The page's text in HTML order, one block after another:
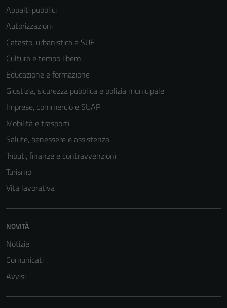
Appalti pubblici
Autorizzazioni
Catasto, urbanistica e SUE
Cultura e tempo libero
Educazione e formazione
Giustizia, sicurezza pubblica e polizia municipale
Imprese, commercio e SUAP
Mobilità e trasporti
Salute, benessere e assistenza
Tributi, finanze e contravvenzioni
Turismo
Vita lavorativa
NOVITÀ
Notizie
Comunicati
Avvisi